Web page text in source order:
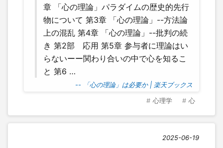
章 「心の理論」パラダイムの歴史的先行
物について 第3章 「心の理論」--方法論
上の混乱 第4章 「心の理論」--批判の続
き 第2部 応用 第5章 参与者に理論はい
らないーー関わり合いの中で心を知るこ
と 第6 …
-- 「心の理論」は必要か | 楽天ブックス
心理学 心
2025-06-19